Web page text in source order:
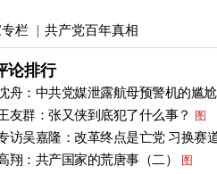
栏 | 共产党百年真相
论排行
舟：中共党媒泄露航母预警机的尴尬
友群：张又侠到底犯了什么事？ 图
访吴嘉隆：改革终点是亡党 习换赛
翔：共产国家的荒唐事（二） 图